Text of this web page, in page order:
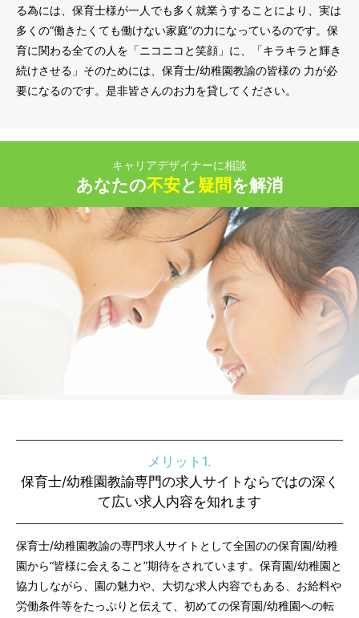
る為には、保育士様が一人でも多く就業うすることにより、実は
多くの“働きたくても働けない家庭”の力になっているのです。保
育に関わる全ての人を「ニコニコと笑顔」に、「キラキラと輝き
続けさせる」そのためには、保育士/幼稚園教諭の皆様の 力が必
要になるのです。是非皆さんのお力を貸してください。
キャリアデザイナーに相談
あなたの不安と 疑問 を解消
メリット1.
保育士/幼稚園教諭専門の求人サイトならではの深く
て広い求人内容を知れます
保育士/幼稚園教諭の専門求人サイトとして全国のの保育園/幼稚
園から“皆様に会えること”期待をされています。保育園/幼稚園と
協力しながら、園の魅力や、大切な求人内容でもある、お給料や
労働条件等をたっぷりと伝えて、初めての保育園/幼稚園への転